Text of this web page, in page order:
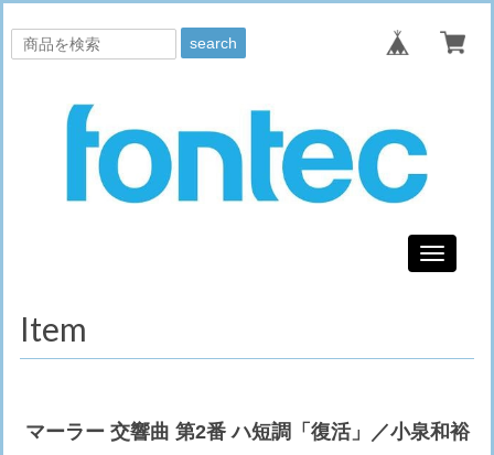
search
Toggle
Item
マーラー 交響曲 第2番 ハ短調「復活」／小泉和裕